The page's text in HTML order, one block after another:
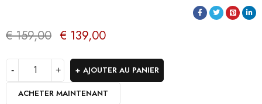
€159,00 € 139,00
AJOUTER AU PANIER
ACHETER MAINTENANT